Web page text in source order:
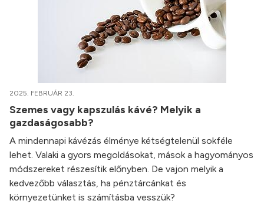
2025. FEBRUÁR 23.
Szemes vagy kapszulás kávé? Melyik a
gazdaságosabb?
A mindennapi kávézás élménye kétségtelenül sokféle
lehet. Valaki a gyors megoldásokat, mások a hagyományos
módszereket részesítik előnyben. De vajon melyik a
kedvezőbb választás, ha pénztárcánkat és
környezetünket is számításba vesszük?